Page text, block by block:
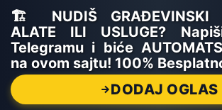
🏗️ NUDIŠ GRAĐEVINSKI
ALATE ILI USLUGE?
Telegramu i biće
na ovom sajtu! 100%
DODAJ OGLAS